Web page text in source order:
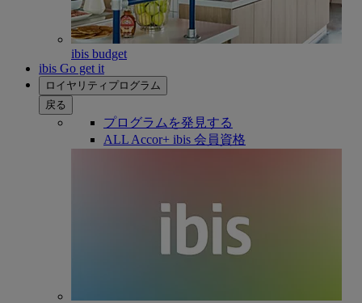
ibis budget
ibis Go get it
ロイヤリティプログラム
戻る
プログラムを発見する
ALL Accor+ ibis 会員資格